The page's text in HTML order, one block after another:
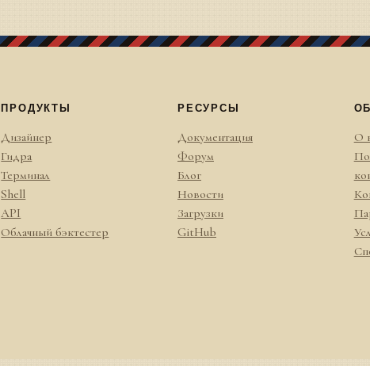
ПРОДУКТЫ
Дизайнер
Гидра
Терминал
Shell
API
Облачный бэктестер
РЕСУРСЫ
Документация
Форум
Блог
Новости
Загрузки
GitHub
О